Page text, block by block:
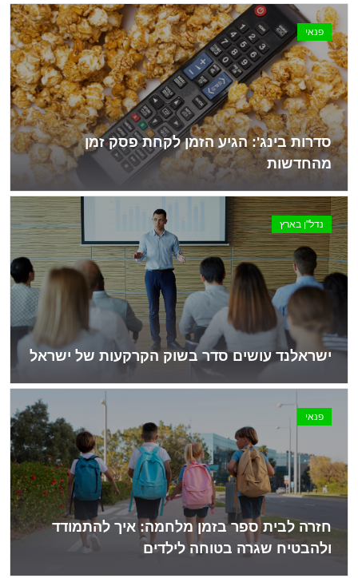
פנאי
סדרות בינג': הגיע הזמן לקחת פסק זמן
מהחדשות
נדל"ן בארץ
ישראלנד עושים סדר בשוק הקרקעות של ישראל
פנאי
חזרה לבית ספר בזמן מלחמה: איך להתמודד
ולהבטיח שגרה בטוחה לילדים